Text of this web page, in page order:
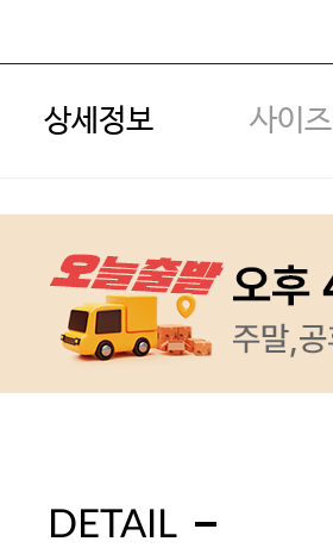
상세정보 사이즈
DETAIL